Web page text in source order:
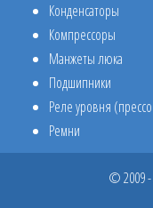
Конденсаторы
Компрессоры
Манжеты люка
Подшипники
Реле уровня
Ремни
© 2009